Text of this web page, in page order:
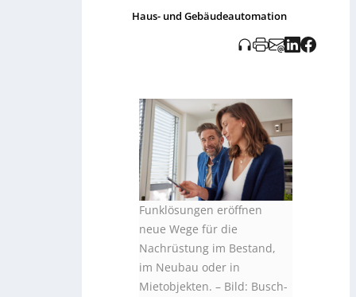
Elektroinstallateuren neue
Haus- und Gebäudeautomation
Funklösungen eröffnen
neue Wege für die
Nachrüstung im Bestand,
im Neubau oder in
Mietobjekten.– Bild: Busch-